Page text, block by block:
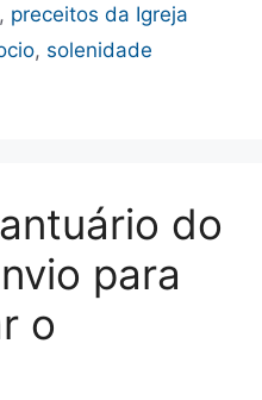
, preceitos da Igreja
, solenidade
do
para
o